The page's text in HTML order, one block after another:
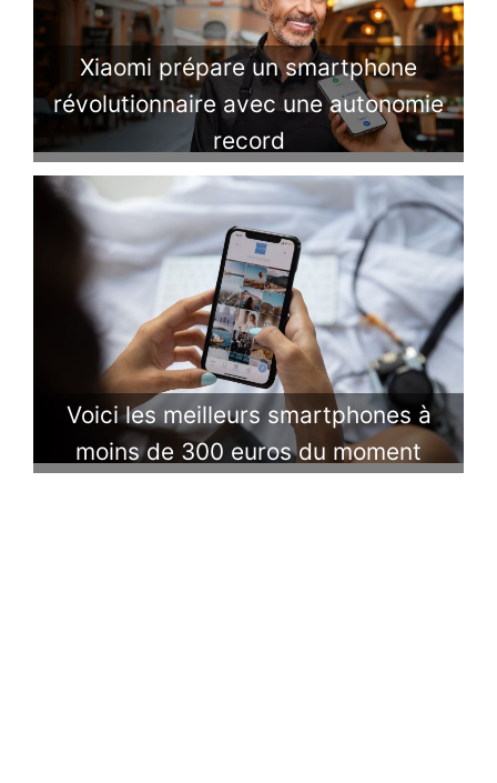
Xiaomi prépare un smartphone
révolutionnaire avec une autonomie
record
Voici les meilleurs smartphones à
moins de 300 euros du moment